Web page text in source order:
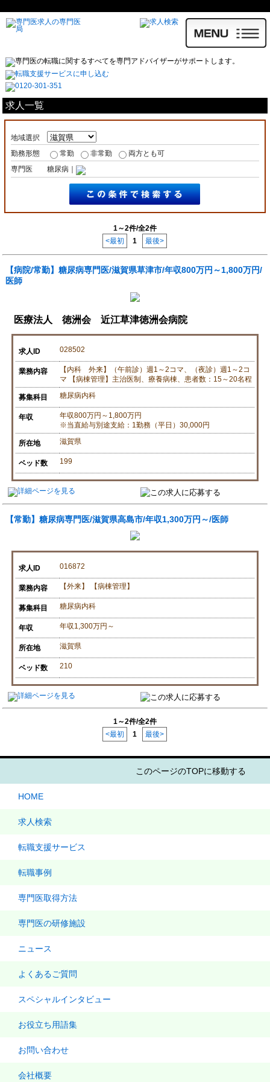
求人一覧
地域選択
勤務形態
常勤 非常勤
両方とも可
専門医
糖尿病｜
1～2件/全2件
<最初
1 最後>
【病院/常勤】糖尿病専門医/滋賀県草津市/年収800万円～1,800万円/
医師
医療法人 徳洲会 近江草津徳洲会病院
求人ID 028502
業務内容
【内科 外来】（午前診）週1～2コマ、（夜診）週1～2コ
マ 【病棟管理】主治医制、療養病棟、患者数：15～20名程
募集科目 糖尿病内科
年収
年収800万円～1,800万円
※当直給与別途支給：1勤務（平日）30,000円
所在地 滋賀県
ベッド数 199
【常勤】糖尿病専門医/滋賀県高島市/年収1,300万円～/医師
求人ID 016872
業務内容 【外来】 【病棟管理】
募集科目 糖尿病内科
年収 年収1,300万円～
所在地 滋賀県
ベッド数 210
1～2件/全2件
<最初
1 最後>
このページのTOPに移動する
HOME
求人検索
転職支援サービス
転職事例
専門医取得方法
専門医の研修施設
ニュース
よくあるご質問
スペシャルインタビュー
お役立ち用語集
お問い合わせ
会社概要